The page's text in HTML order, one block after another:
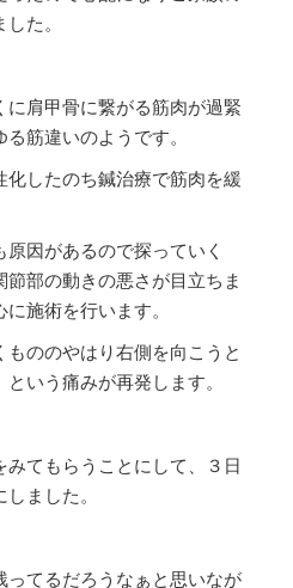
た。
肩甲骨に繋がる筋肉が過緊
筋違いのようです。
したのち鍼治療で筋肉を緩
因があるので探っていく
部の動きの悪さが目立ちま
施術を行います。
ののやはり右側を向こうと
いう痛みが再発します。
てもらうことにして、３日
ました。
ってるだろうなぁと思いなが